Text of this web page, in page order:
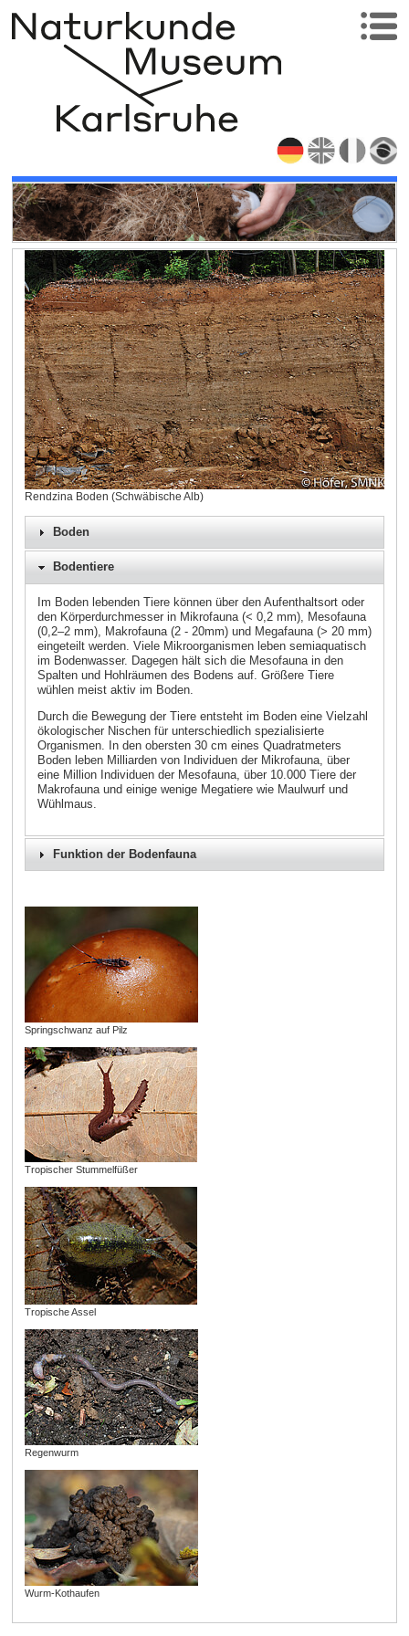
Rendzina Boden (Schwäbische Alb)
Boden
Bodentiere
Im Boden lebenden Tiere können über den Aufenthaltsort oder
den Körperdurchmesser in Mikrofauna (< 0,2 mm), Mesofauna
(0,2–2 mm), Makrofauna (2 - 20mm) und Megafauna (> 20 mm)
eingeteilt werden. Viele Mikroorganismen leben semiaquatisch
im Bodenwasser. Dagegen hält sich die Mesofauna in den
Spalten und Hohlräumen des Bodens auf. Größere Tiere
wühlen meist aktiv im Boden.
Durch die Bewegung der Tiere entsteht im Boden eine Vielzahl
ökologischer Nischen für unterschiedlich spezialisierte
Organismen. In den obersten 30 cm eines Quadratmeters
Boden leben Milliarden von Individuen der Mikrofauna, über
eine Million Individuen der Mesofauna, über 10.000 Tiere der
Makrofauna und einige wenige Megatiere wie Maulwurf und
Wühlmaus.
Funktion der Bodenfauna
Springschwanz auf Pilz
Tropischer Stummelfüßer
Tropische Assel
Regenwurm
Wurm-Kothaufen